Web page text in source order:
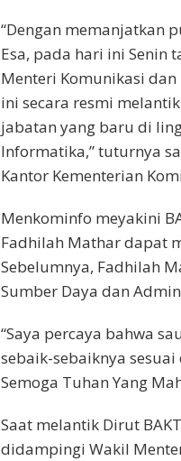
“Dengan memanjatkan
Esa, pada hari ini Senin
Menteri Komunikasi
ini secara resmi
jabatan yang baru di
Informatika,” tuturnya
Kantor Kementerian
Menkominfo meyakini
Fadhilah Mathar dapat
Sebelumnya, Fadhilah
Sumber Daya dan
“Saya percaya bahwa
sebaik-sebaiknya
Semoga Tuhan Yang
Saat melantik Dirut
didampingi Wakil